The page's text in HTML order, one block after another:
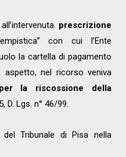
prescrizione
con cui l’Ente
la cartella di pagamento
nel ricorso veniva
la riscossione della
D. Lgs. n° 46/99.
Tribunale di Pisa nella